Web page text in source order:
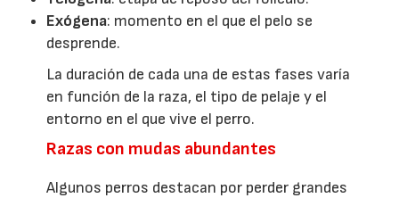
Exógena: momento en el que el pelo se
desprende.
La duración de cada una de estas fases varía
en función de la raza, el tipo de pelaje y el
entorno en el que vive el perro.
Razas con mudas abundantes
Algunos perros destacan por perder grandes